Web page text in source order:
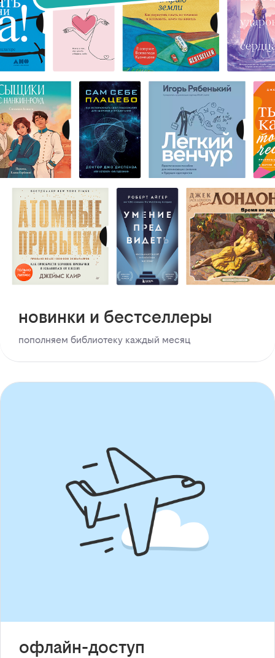
новинки и бестселлеры
пополняем библиотеку каждый месяц
офлайн-доступ